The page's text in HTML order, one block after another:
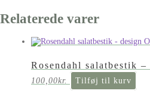
Relaterede varer
Rosendahl salatbestik
100,00kr. Tilføj til kurv